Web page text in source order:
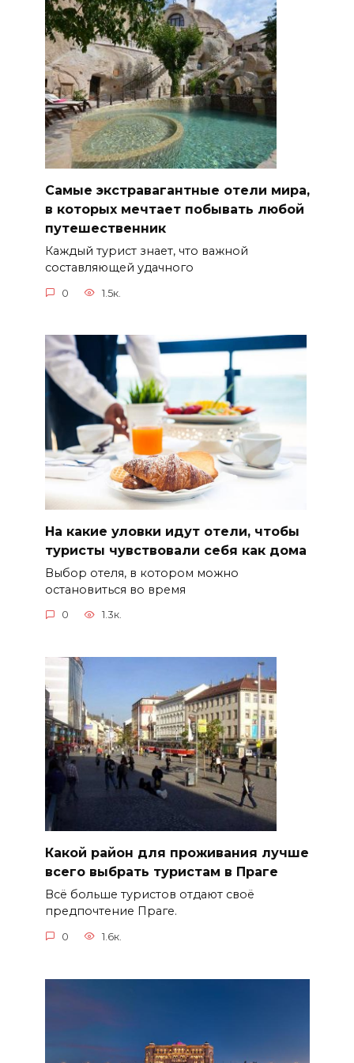
Самые экстравагантные отели мира,
в которых мечтает побывать любой
путешественник
Каждый турист знает, что важной
составляющей удачного
0 1.5к.
На какие уловки идут отели, чтобы
туристы чувствовали себя как дома
Выбор отеля, в котором можно
остановиться во время
0 1.3к.
Какой район для проживания лучше
всего выбрать туристам в Праге
Всё больше туристов отдают своё
предпочтение Праге.
0 1.6к.